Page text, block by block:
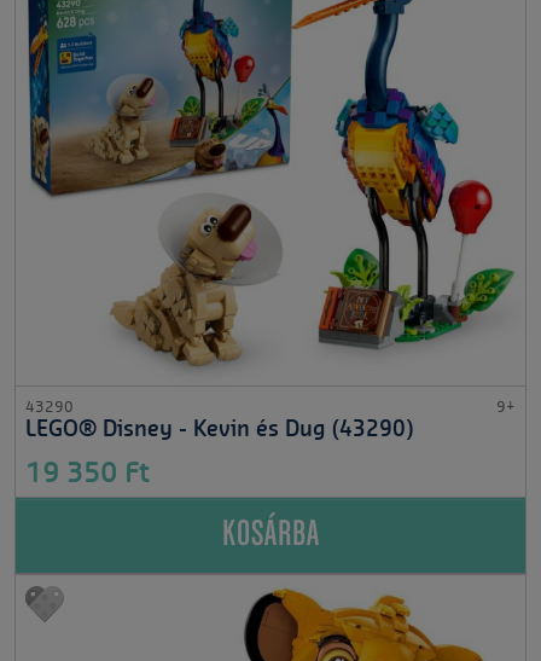
43290 9+
LEGO® Disney - Kevin és Dug (43290)
19 350 Ft
KOSÁRBA